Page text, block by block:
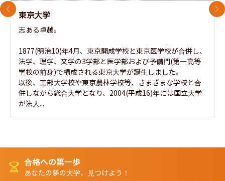
東京大学
志ある卓越。
1877(明治10)年4月、東京開成学校と東京医学校が合併し、
法学、理学、文学の3学部と医学部および予備門(第一高等
学校の前身)で構成される東京大学が誕生しました。
以後、工部大学校や東京農林学校等、さまざまな学校と合
併しながら総合大学となり、2004(平成16)年には国立大学
が法人...
前のスライド 次
合格への第一歩
あなたの夢の大学、見つけよう！